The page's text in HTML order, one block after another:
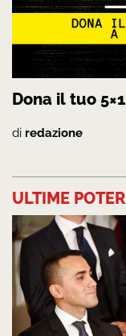
Dona il tuo
di redazione
ULTIME